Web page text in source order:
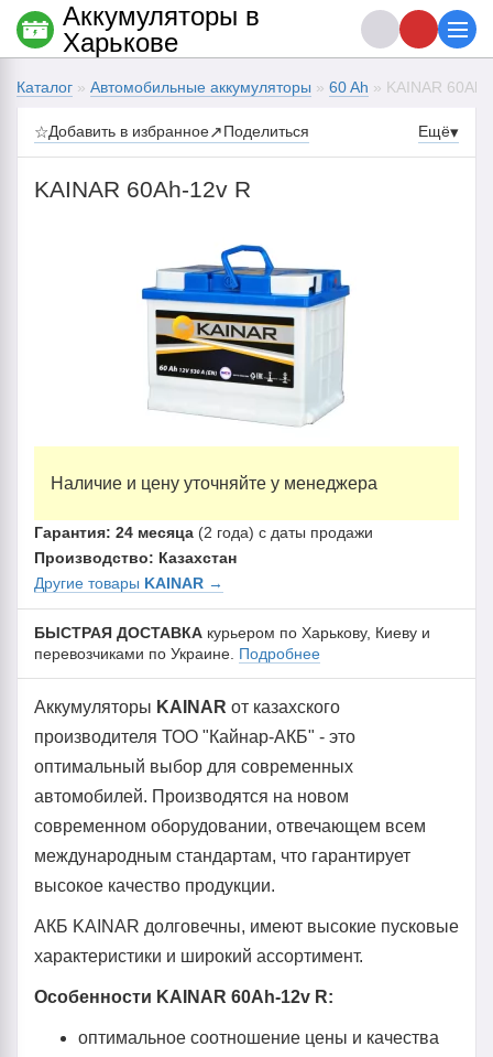
Каталог » Автомобильные аккумуляторы » 60 Ah » KAINAR 60Ah-
☆Добавить в избранное↗Поделиться Ещё▾
KAINAR 60Ah-12v R
Наличие и цену уточняйте у менеджера
Гарантия: 24 месяца (2 года) с даты продажи
Производство: Казахстан
Другие товары KAINAR →
БЫСТРАЯ ДОСТАВКА курьером по Харькову, Киеву и
перевозчиками по Украине. Подробнее
Аккумуляторы KAINAR от казахского
производителя ТОО "Кайнар-АКБ" - это
оптимальный выбор для современных
автомобилей. Производятся на новом
современном оборудовании, отвечающем всем
международным стандартам, что гарантирует
высокое качество продукции.
АКБ KAINAR долговечны, имеют высокие пусковые
характеристики и широкий ассортимент.
Особенности KAINAR 60Ah-12v R:
оптимальное соотношение цены и качества
Аккумуляторы в
Харькове